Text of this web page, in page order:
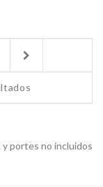
Next
y portes no incluidos